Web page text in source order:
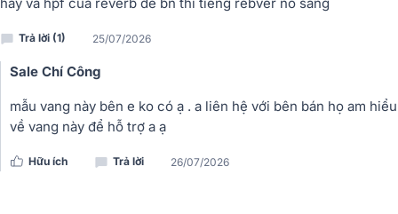
hay và hpf của reverb để bn thi tieng rebver nó sáng
Trả lời (1) 25/07/2026
Sale Chí Công
mẫu vang này bên e ko có ạ . a liên hệ với bên bán họ am hiểu
về vang này để hỗ trợ a ạ
Hữu ích Trả lời 26/07/2026